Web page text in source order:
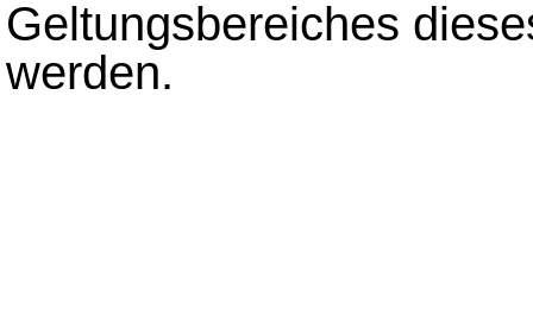
Geltungsbereiches
werden.